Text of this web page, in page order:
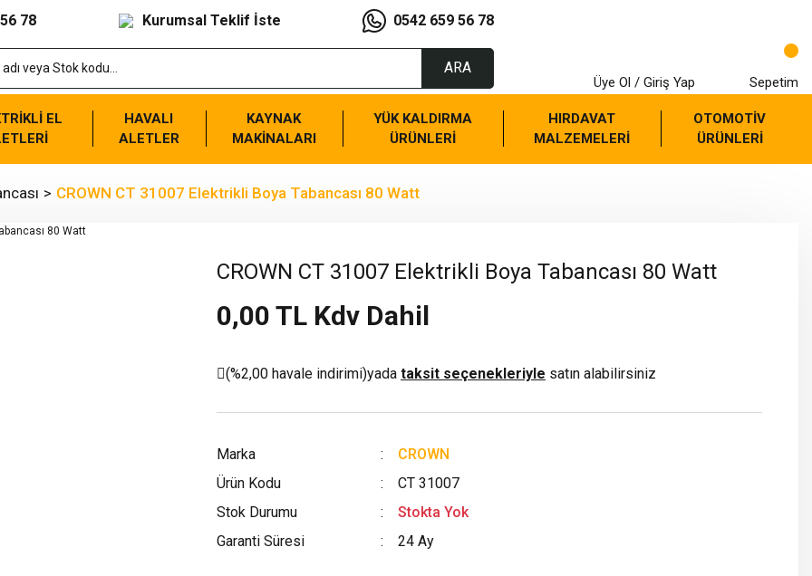
78 Kurumsal Teklif İste 0542 659 56 78
ARA
Üye Ol / Giriş Yap Sepetim
EL
HAVALI
ALETLER
KAYNAK
MAKİNALARI
YÜK KALDIRMA
ÜRÜNLERİ
HIRDAVAT
MALZEMELERİ
OTOMOTİV
ÜRÜNLERİ
CROWN CT 31007 Elektrikli Boya Tabancası 80 Watt
CROWN CT 31007 Elektrikli Boya Tabancası 80 Watt
0,00 TL Kdv Dahil
(%2,00 havale indirimi)yada taksit seçenekleriyle satın alabilirsiniz
Marka
CROWN
Ürün Kodu
CT 31007
Stok Durumu
Stokta Yok
Garanti Süresi
24 Ay